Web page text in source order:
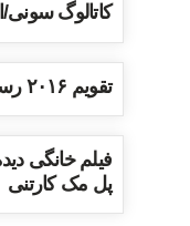
کاتالوگ
تقویم ۲۰۱۶ رسمی مایکل جکسون
فیلم خانگی
پل مک کارتنی